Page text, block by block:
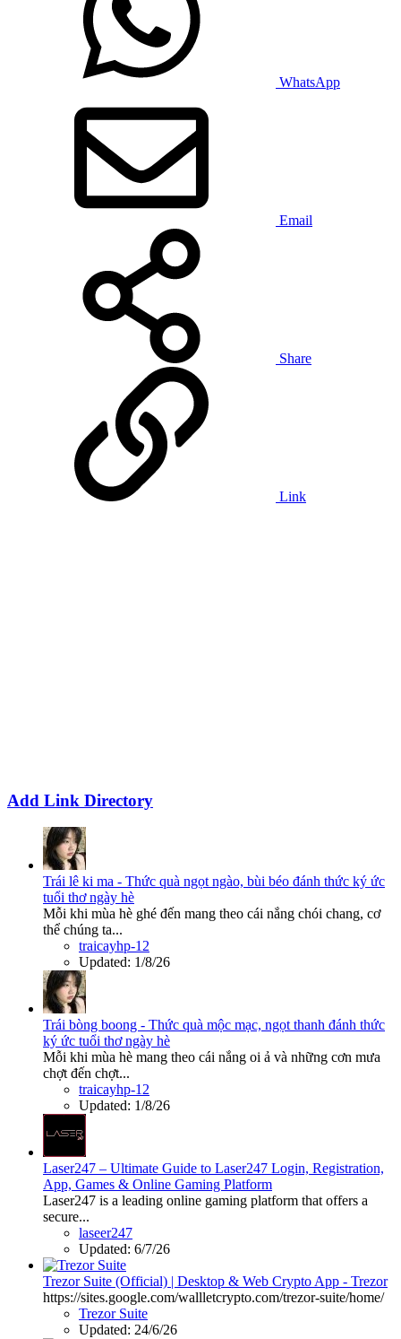
WhatsApp
Email
Share
Link
Add Link Directory
Trái lê ki ma - Thức quà ngọt ngào, bùi béo đánh thức ký ức
tuổi thơ ngày hè
Mỗi khi mùa hè ghé đến mang theo cái nắng chói chang, cơ
thể chúng ta...
traicayhp-12
Updated: 1/8/26
Trái bòng boong - Thức quà mộc mạc, ngọt thanh đánh thức
ký ức tuổi thơ ngày hè
Mỗi khi mùa hè mang theo cái nắng oi ả và những cơn mưa
chợt đến chợt...
traicayhp-12
Updated: 1/8/26
Laser247 – Ultimate Guide to Laser247 Login, Registration,
App, Games & Online Gaming Platform
Laser247 is a leading online gaming platform that offers a
secure...
laseer247
Updated: 6/7/26
Trezor Suite (Official) | Desktop & Web Crypto App - Trezor
https://sites.google.com/wallletcrypto.com/trezor-suite/home/
Trezor Suite
Updated: 24/6/26